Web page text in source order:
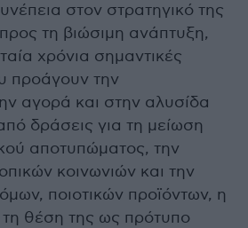
στον στρατηγικό της
τη βιώσιμη ανάπτυξη,
χρόνια σημαντικές
προάγουν την
αγορά και στην αλυσίδα
δράσεις για τη μείωση
αποτυπώματος, την
κοινωνιών και την
ποιοτικών προϊόντων, η
τη θέση της ως πρότυπο